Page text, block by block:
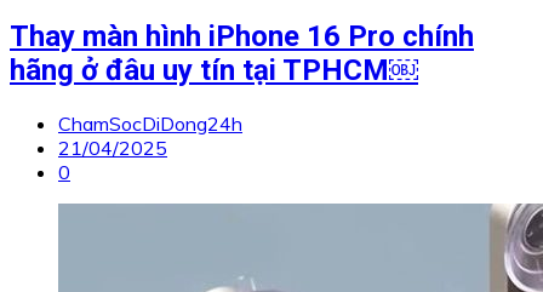
Thay màn hình iPhone 16 Pro chính
hãng ở đâu uy tín tại TPHCM￼
ChamSocDiDong24h
21/04/2025
0